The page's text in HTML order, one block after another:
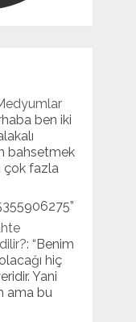
ben iki
bahsetmek
çok fazla
”
: “ Benim
hiç
Yani
ama bu